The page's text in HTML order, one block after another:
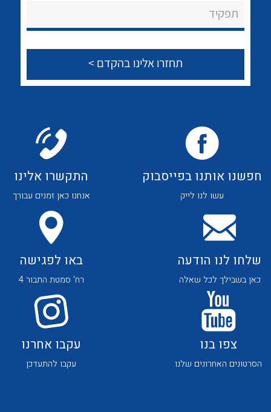
צור קשר
לכל מוצרי היצרן לכל מוצרי היצרן
תפקיד
חפשנו אותנו בפייסבוק
עשו לנו לייק
התקשרו אלינו
אנחנו כאן זמנים עבורך
שלחו לנו הודעה
כאן בשבילך לכל שאלה
באו לפגישה
רח' סמטת התבור 4
צפו בנו
הסרטונים האחרונים שלנו
עקבו אחרנו
עקבו להתעדכן